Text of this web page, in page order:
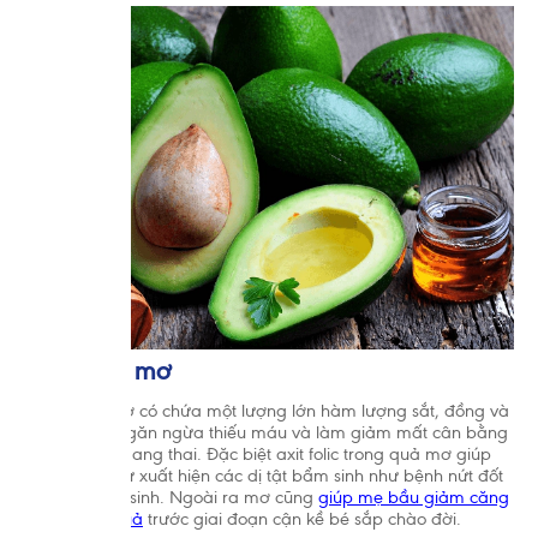
3.6. Quả mơ
Trong quả mơ có chứa một lượng lớn hàm lượng sắt, đồng và
cobalt giúp ngăn ngừa thiếu máu và làm giảm mất cân bằng
oxy hóa khi mang thai. Đặc biệt axit folic trong quả mơ giúp
ngăn ngừa sự xuất hiện các dị tật bẩm sinh như bệnh nứt đốt
sống ở trẻ sơ sinh. Ngoài ra mơ cũng giúp mẹ bầu giảm căng
thẳng hiệu quả trước giai đoạn cận kề bé sắp chào đời.